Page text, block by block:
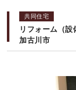
共同住宅
リフォーム（
加古川市